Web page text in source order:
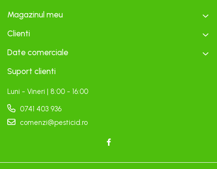
Magazinul meu
Clienti
Date comerciale
Suport clienti
Luni - Vineri | 8:00 - 16:00
0741 403 936
comenzi@pesticid.ro